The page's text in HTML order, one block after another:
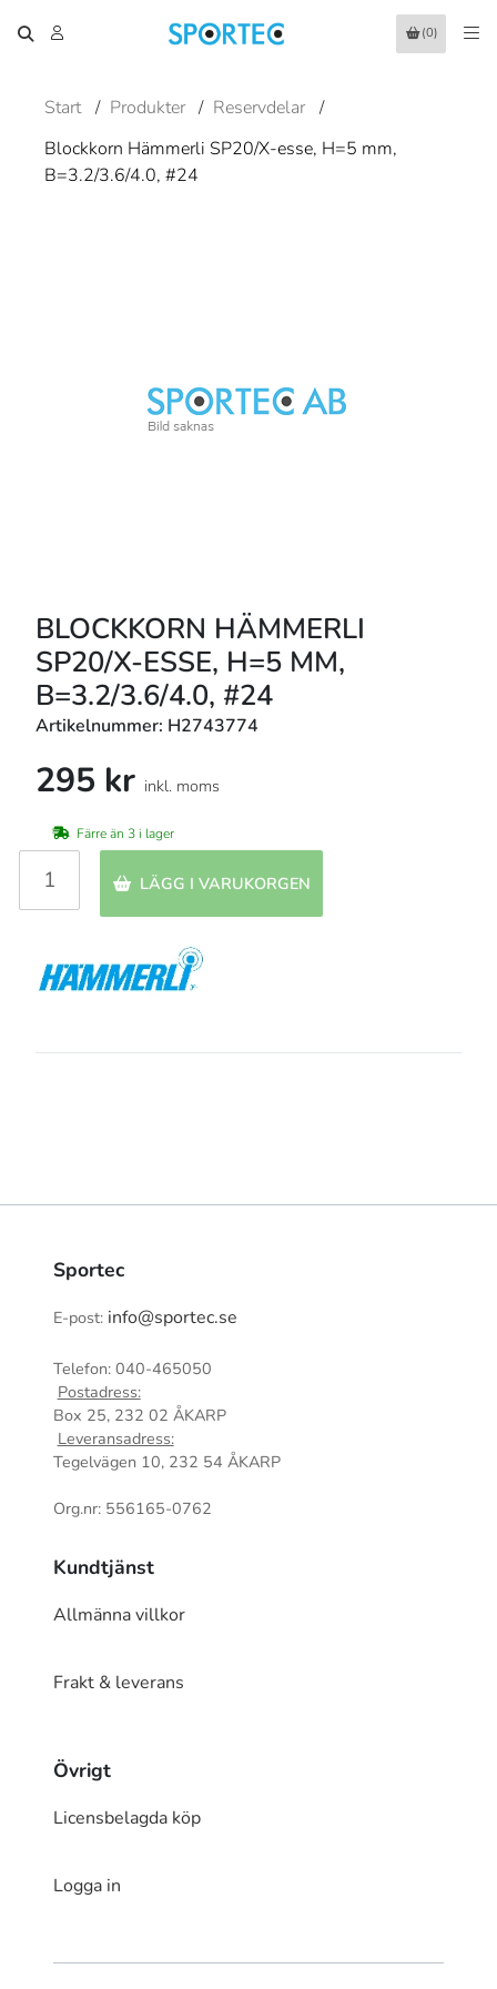
(0)
Start / Produkter / Reservdelar /
Blockkorn Hämmerli SP20/X-esse, H=5 mm,
B=3.2/3.6/4.0, #24
BLOCKKORN HÄMMERLI
SP20/X-ESSE, H=5 MM,
B=3.2/3.6/4.0, #24
Artikelnummer: H2743774
295 kr inkl. moms
Färre än 3 i lager
LÄGG I VARUKORGEN
Sportec
E-post: info@sportec.se
Telefon: 040-465050
Postadress:
Box 25, 232 02 ÅKARP
Leveransadress:
Tegelvägen 10, 232 54 ÅKARP
Org.nr: 556165-0762
Kundtjänst
Allmänna villkor
Frakt & leverans
Övrigt
Licensbelagda köp
Logga in